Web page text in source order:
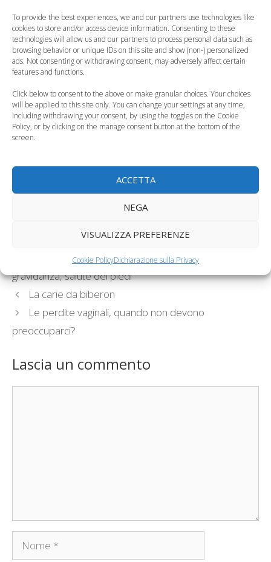
To provide the best experiences, we and our partners use technologies like
cookies to store and/or access device information. Consenting to these
technologies will allow us and our partners to process personal data such as
browsing behavior or unique IDs on this site and show (non-) personalized
ads. Not consenting or withdrawing consent, may adversely affect certain
features and functions.
Click below to consent to the above or make granular choices. Your choices
will be applied to this site only. You can change your settings at any time,
including withdrawing your consent, by using the toggles on the Cookie
Policy, or by clicking on the manage consent button at the bottom of the
screen.
ACCETTA
NEGA
VISUALIZZA PREFERENZE
Cookie PolicyDichiarazione sulla Privacy
Estate in dolce
attesa, consigli per
prepararsi al parto
in gravidanza
potrebbe…
Natale in dolce
Mal di schiena in
gravidanza, come
prevenire e…
abbigliamento premaman,mal di schiena in
gravidanza,salute dei piedi
La carie da biberon
Le perdite vaginali, quando non devono
preoccuparci?
Lascia un commento
Nome